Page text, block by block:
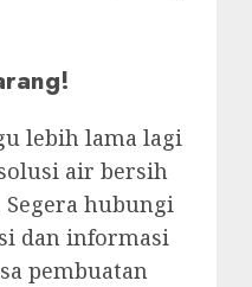
lebih lama lagi
air bersih
hubungi
dan informasi
pembuatan